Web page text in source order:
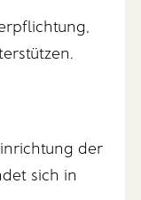
der
sich in